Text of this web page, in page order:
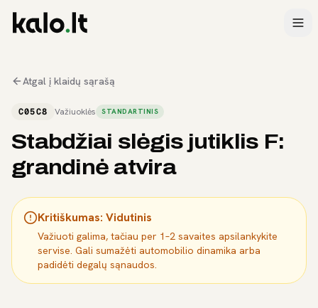
Atgal į klaidų sąrašą
C05C8 Važiuoklės STANDARTINIS
Stabdžiai slėgis jutiklis F:
grandinė atvira
Kritiškumas: Vidutinis
Važiuoti galima, tačiau per 1–2 savaites apsilankykite
servise. Gali sumažėti automobilio dinamika arba
padidėti degalų sąnaudos.